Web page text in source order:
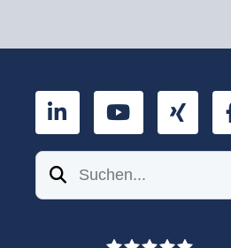
LinkedInYouTubeXing
Suchen